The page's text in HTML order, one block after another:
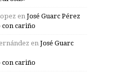
en José Guarc Pérez
cariño
en José Guarc
cariño